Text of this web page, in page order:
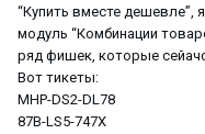
“Купить вместе дешевле”,
модуль “Комбинации
ряд фишек, которые
Вот тикеты:
MHP-DS2-DL78
87B-LS5-747X